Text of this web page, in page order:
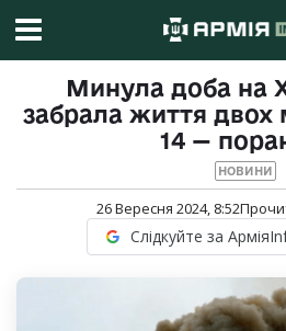
Минула доба на
забрала життя
14 —
НОВИНИ
26 Вересня 2024, 8:52
Слідкуйте за